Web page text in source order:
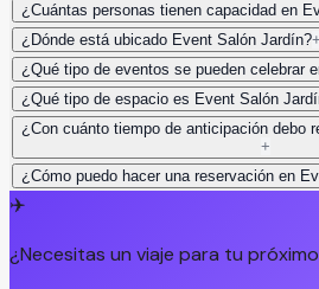
¿Cuántas personas tienen capacidad en
¿Dónde está ubicado Event Salón Jardín?+
¿Qué tipo de eventos se pueden celebrar
¿Qué tipo de espacio es Event Salón
¿Con cuánto tiempo de anticipación debo
+
¿Cómo puedo hacer una reservación en
✈️
¿Necesitas un viaje para tu